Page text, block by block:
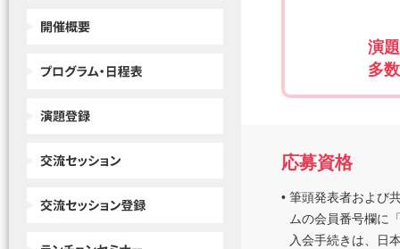
演
多
応募資格
• 筆頭発表者および
ムの会員番号欄に
入会手続きは、日